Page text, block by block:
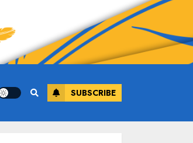
SUBSCRIBE